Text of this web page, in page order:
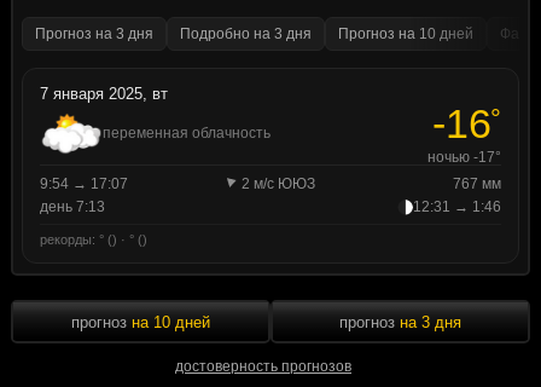
Прогноз на 3 дня Подробно на 3 дня Прогноз на 10 дней
7 января 2025, вт
переменная облачность -16°
ночью -17°
9:54 → 17:07
2 м/с ЮЮЗ
767 мм
день 7:13
12:31 → 1:46
рекорды: ° () · ° ()
прогноз на 10 дней
достоверность прогнозов
прогноз на 3 дня